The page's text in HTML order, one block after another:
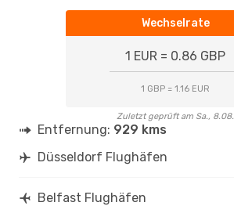
Wechselrate
1 EUR = 0.86 GBP
1 GBP = 1.16 EUR
Zuletzt geprüft am Sa., 8.08.
Entfernung: 929 kms
Düsseldorf Flughäfen
Belfast Flughäfen